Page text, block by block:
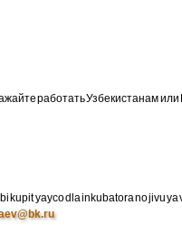
работать Узбекистанам
kupit yayco dla inkubatora no jivu ya